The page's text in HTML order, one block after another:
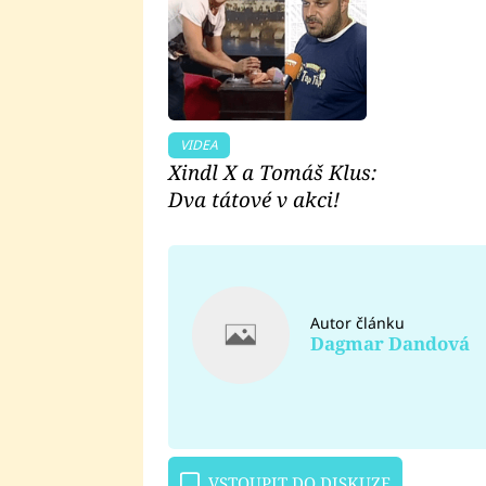
VIDEA
Xindl X a Tomáš Klus:
Dva tátové v akci!
Autor článku
Dagmar Dandová